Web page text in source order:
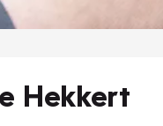
Hekkert